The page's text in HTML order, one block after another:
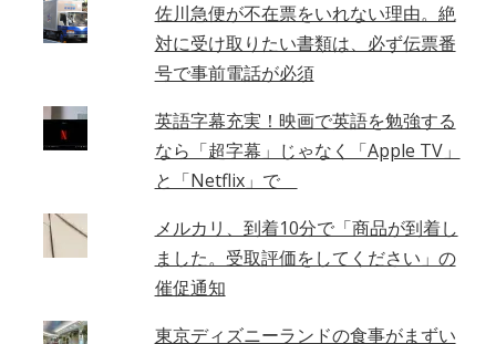
佐川急便が不在票をいれない理由。絶
対に受け取りたい書類は、必ず伝票番
号で事前電話が必須
英語字幕充実！映画で英語を勉強する
なら「超字幕」じゃなく「Apple TV」
と「Netflix」で
メルカリ、到着10分で「商品が到着し
ました。受取評価をしてください」の
催促通知
東京ディズニーランドの食事がまずい